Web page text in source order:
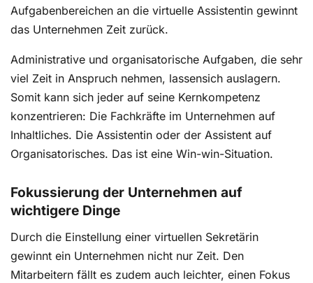
Aufgabenbereichen an die virtuelle Assistentin gewinnt
das Unternehmen Zeit zurück.
Administrative und organisatorische Aufgaben, die sehr
viel Zeit in Anspruch nehmen, lassensich auslagern.
Somit kann sich jeder auf seine Kernkompetenz
konzentrieren: Die Fachkräfte im Unternehmen auf
Inhaltliches. Die Assistentin oder der Assistent auf
Organisatorisches. Das ist eine Win-win-Situation.
Fokussierung der Unternehmen auf
wichtigere Dinge
Durch die Einstellung einer virtuellen Sekretärin
gewinnt ein Unternehmen nicht nur Zeit. Den
Mitarbeitern fällt es zudem auch leichter, einen Fokus